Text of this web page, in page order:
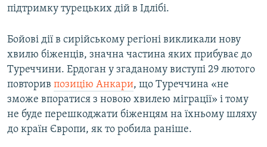
підтримку турецьких дій в Ідлібі.
Бойові дії в сирійському регіоні викликали нову
хвилю біженців, значна частина яких прибуває до
Туреччини. Ердоган у згаданому виступі 29 лютого
повторив позицію Анкари, що Туреччина «не
зможе впоратися з новою хвилею міграції» і тому
не буде перешкоджати біженцям на їхньому шляху
до країн Європи, як то робила раніше.